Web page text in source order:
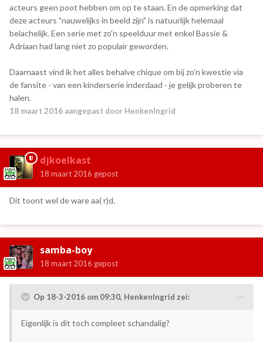
acteurs geen poot hebben om op te staan. En de opmerking dat
deze acteurs "nauwelijks in beeld zijn" is natuurlijk helemaal
belachelijk. Een serie met zo'n speelduur met enkel Bassie &
Adriaan had lang niet zo populair geworden.
Daarnaast vind ik het alles behalve chique om bij zo'n kwestie via
de fansite - van een kinderserie inderdaad - je gelijk proberen te
halen.
18 maart 2016 aangepast door HenkenIngrid
djkoelkast
18 maart 2016 gepost
Dit toont wel de ware aa( r)d.
samba-boy
18 maart 2016 gepost
Op 18-3-2016 om 09:30, HenkenIngrid zei:
Eigenlijk is dit toch compleet schandalig?